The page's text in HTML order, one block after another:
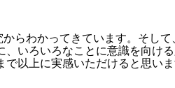
らわかってきています。そし
いろいろなことに意識を向
以上に実感いただけると思いま